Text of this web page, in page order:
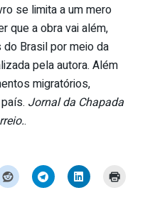
se limita a um mero
que a obra vai além,
Brasil por meio da
pela autora. Além
migratórios,
Jornal da Chapada
.